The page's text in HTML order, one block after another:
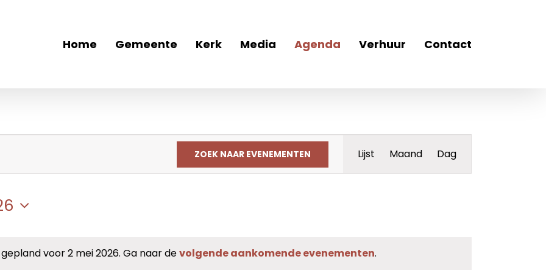
Home Gemeente Kerk Media Agenda Verhuur Contact
Bericht
voor 2 mei 2026. Ga naar devolgende aankomende evenementen.
ZOEK NAAR EVENEMENTEN
weergaven
navigatie
Lijst Maand Dag